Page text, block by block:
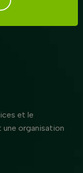
et le
organisation